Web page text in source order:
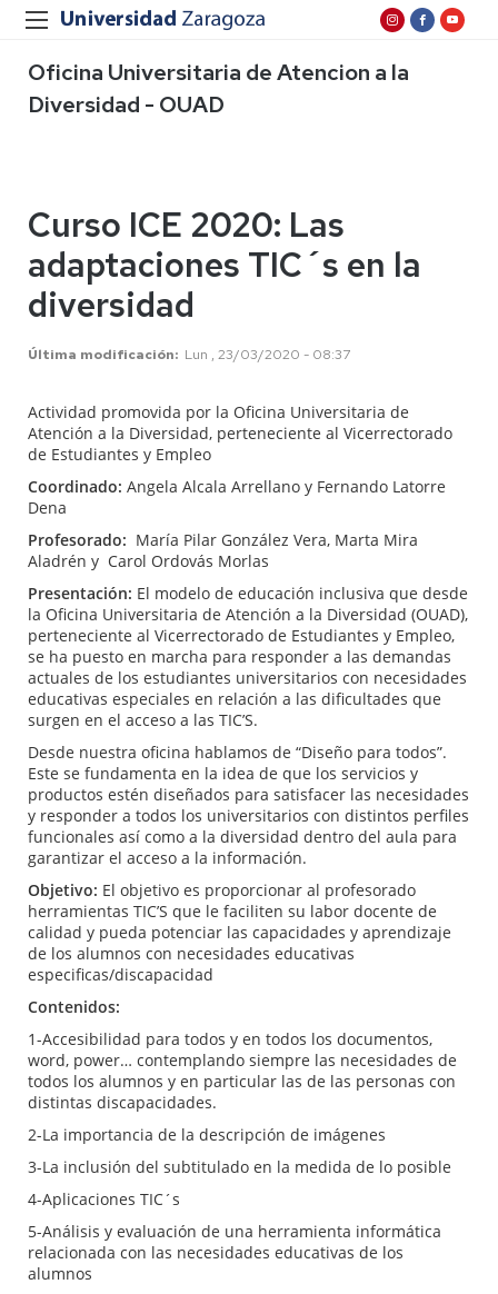
Oficina Universitaria de Atencion a la
Diversidad - OUAD
Curso ICE 2020: Las
adaptaciones TIC´s en la
diversidad
Última modificación Lun , 23/03/2020 - 08:37
Actividad promovida por la Oficina Universitaria de
Atención a la Diversidad, perteneciente al Vicerrectorado
de Estudiantes y Empleo
Coordinado: Angela Alcala Arrellano y Fernando Latorre
Dena
Profesorado: María Pilar González Vera, Marta Mira
Aladrén y Carol Ordovás Morlas
Presentación: El modelo de educación inclusiva que desde
la Oficina Universitaria de Atención a la Diversidad (OUAD),
perteneciente al Vicerrectorado de Estudiantes y Empleo,
se ha puesto en marcha para responder a las demandas
actuales de los estudiantes universitarios con necesidades
educativas especiales en relación a las dificultades que
surgen en el acceso a las TIC’S.
Desde nuestra oficina hablamos de “Diseño para todos”.
Este se fundamenta en la idea de que los servicios y
productos estén diseñados para satisfacer las necesidades
y responder a todos los universitarios con distintos perfiles
funcionales así como a la diversidad dentro del aula para
garantizar el acceso a la información.
Objetivo: El objetivo es proporcionar al profesorado
herramientas TIC’S que le faciliten su labor docente de
calidad y pueda potenciar las capacidades y aprendizaje
de los alumnos con necesidades educativas
especificas/discapacidad
Contenidos:
1-Accesibilidad para todos y en todos los documentos,
word, power… contemplando siempre las necesidades de
todos los alumnos y en particular las de las personas con
distintas discapacidades.
2-La importancia de la descripción de imágenes
3-La inclusión del subtitulado en la medida de lo posible
4-Aplicaciones TIC´s
5-Análisis y evaluación de una herramienta informática
relacionada con las necesidades educativas de los
alumnos